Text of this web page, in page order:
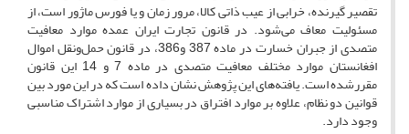
تقصیر گیرنده، خرابی از عیب ذاتی کالا، مرور زمان و یا فورس ماژور است، از
مسئولیت معاف می‌شود. در قانون تجارت ایران عمده موارد معافیت
متصدی از جبران خسارت در ماده 387 و386، در قانون حمل‌ونقل اموال
افغانستان موارد مختلف معافیت متصدی در ماده 7 و 14 این قانون
مقررشده است. یافته‌های این پژوهش نشان داده است که در این مورد بین
قوانین دو نظام، علاوه بر موارد افتراق در بسیاری از موارد اشتراک مناسبی
وجود دارد.